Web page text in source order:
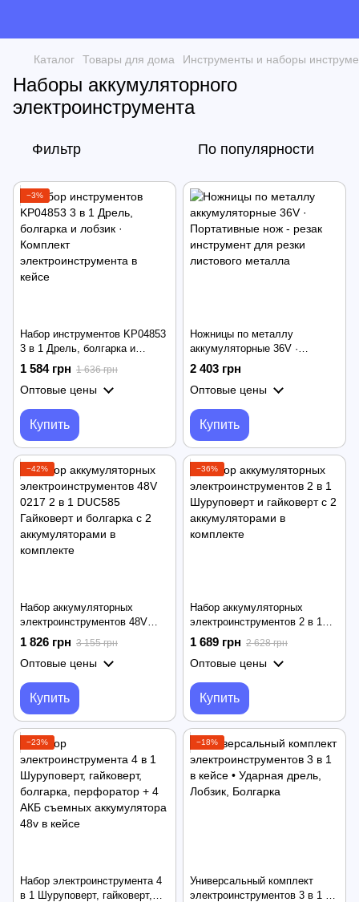
Каталог Товары для дома Инструменты и наборы
Наборы аккумуляторного
электроинструмента
Фильтр По популярности
−3%
Набор инструментов KP04853
3 в 1 Дрель, болгарка и
лобзик · Комплект
электроинструмента в кейсе
1 584 грн 1 636 грн
Оптовые цены
Купить
Ножницы по металлу
аккумуляторные 36V ·
Портативные нож - резак
инструмент для резки
листового металла
2 403 грн
Оптовые цены
Купить
−42%
Набор аккумуляторных
электроинструментов 48V
0217 2 в 1 DUC585 Гайковерт
и болгарка с 2
аккумуляторами в комплекте
1 826 грн 3 155 грн
Оптовые цены
Купить
−36%
Набор аккумуляторных
электроинструментов 2 в 1
Шуруповерт и гайковерт с 2
аккумуляторами в комплекте
1 689 грн 2 628 грн
Оптовые цены
Купить
−23%
Набор электроинструмента 4
в 1 Шуруповерт, гайковерт,
−18%
Универсальный комплект
электроинструментов 3 в 1 в